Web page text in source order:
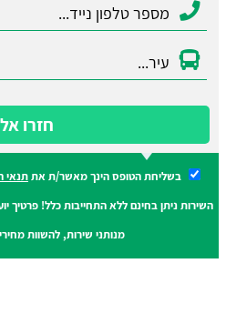
חזרו
בשליחת הטופס הינך מאשר/ת אתתנאי
השירות ניתן בחינם ללא התחייבות כלל! פרטיך
מנותני שירות, להשוות